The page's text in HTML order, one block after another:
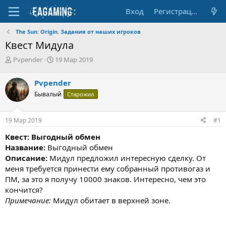
Вход Регистрация
The Sun: Origin. Задания от наших игроков
Квест Мидула
А
т
о
р
т
е
м
Pvpender
Д
а
н
ч
а
19 Мар 2019
Pvpender
Бывалый Старожил
19 Мар 2019 #1
Квест: Выгодный обмен
Название: Выгодный обмен
Описание: Мидул предложил интересную сделку. От
меня требуется принести ему собранный противогаз и
ПМ, за это я получу 10000 знаков. Интересно, чем это
кончится?
Примечание: Мидул обитает в верхней зоне.